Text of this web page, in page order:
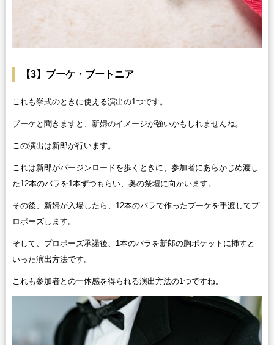
【3】ブーケ・ブートニア
これも挙式のときに使える演出の1つです。
ブーケと聞きますと、新婦のイメージが強いかもしれませんね。
この演出は新郎が行います。
これは新郎がバージンロードを歩くときに、参加者にあらかじめ渡し
た12本のバラを1本ずつもらい、奥の祭壇に向かいます。
その後、新婦が入場したら、12本のバラで作ったブーケを手渡してプ
ロポーズします。
そして、プロポーズ承諾後、1本のバラを新郎の胸ポケットに挿すと
いった演出方法です。
これも参加者との一体感を得られる演出方法の1つですね。